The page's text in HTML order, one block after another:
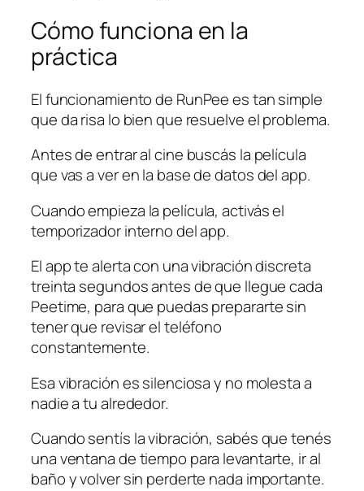
Cómo funciona en la
práctica
El funcionamiento de RunPee es tan simple
que da risa lo bien que resuelve el problema.
Antes de entrar al cine buscás la película
que vas a ver en la base de datos del app.
Cuando empieza la película, activás el
temporizador interno del app.
El app te alerta con una vibración discreta
treinta segundos antes de que llegue cada
Peetime, para que puedas prepararte sin
tener que revisar el teléfono
constantemente.
Esa vibración es silenciosa y no molesta a
nadie a tu alrededor.
Cuando sentís la vibración, sabés que tenés
una ventana de tiempo para levantarte, ir al
baño y volver sin perderte nada importante.